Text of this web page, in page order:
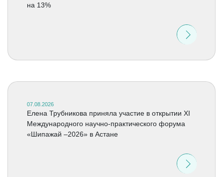
на 13%
07.08.2026
Елена Трубникова приняла участие в открытии XI
Международного научно-практического форума
«Шипажай –2026» в Астане